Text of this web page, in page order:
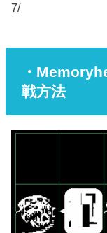
7/
・
戦方法